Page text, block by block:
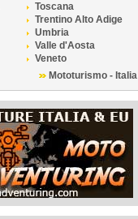
Toscana
Trentino Alto Adige
Umbria
Valle d'Aosta
Veneto
Mototurismo - Italia